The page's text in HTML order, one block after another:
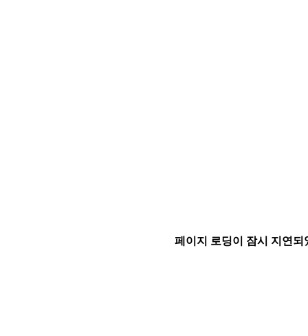
페이지 로딩이 잠시 지연